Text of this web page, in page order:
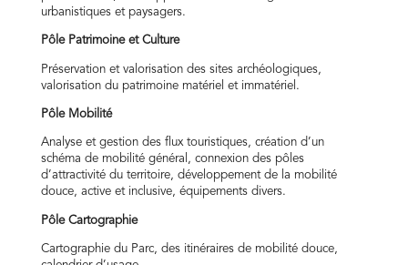
urbanistiques et paysagers.
Pôle Patrimoine et Culture
Préservation et valorisation des sites archéologiques,
valorisation du patrimoine matériel et immatériel.
Pôle Mobilité
Analyse et gestion des flux touristiques, création d’un
schéma de mobilité général, connexion des pôles
d’attractivité du territoire, développement de la mobilité
douce, active et inclusive, équipements divers.
Pôle Cartographie
Cartographie du Parc, des itinéraires de mobilité douce,